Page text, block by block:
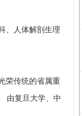
、人体解剖生理
荣传统的省属重
由复旦大学、中